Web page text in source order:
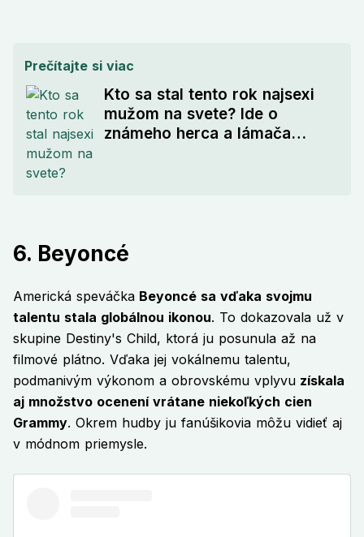
Prečítajte si viac
Kto sa stal tento rok najsexi
mužom na svete? Ide o
známeho herca a lámača
6. Beyoncé
Americká speváčka Beyoncé sa vďaka svojmu
talentu stala globálnou ikonou. To dokazovala už v
skupine Destiny's Child, ktorá ju posunula až na
filmové plátno. Vďaka jej vokálnemu talentu,
podmanivým výkonom a obrovskému vplyvu získala
aj množstvo ocenení vrátane niekoľkých cien
Grammy. Okrem hudby ju fanúšikovia môžu vidieť aj
v módnom priemysle.